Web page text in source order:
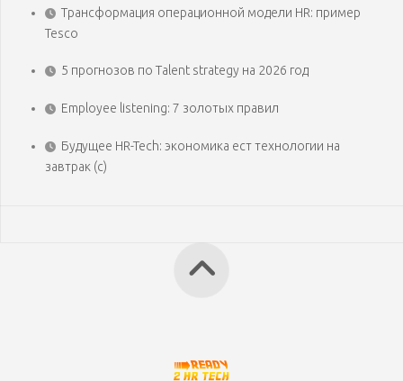
Трансформация операционной модели HR: пример
Tesco
5 прогнозов по Talent strategy на 2026 год
Employee listening: 7 золотых правил
Будущее HR-Tech: экономика ест технологии на
завтрак (с)